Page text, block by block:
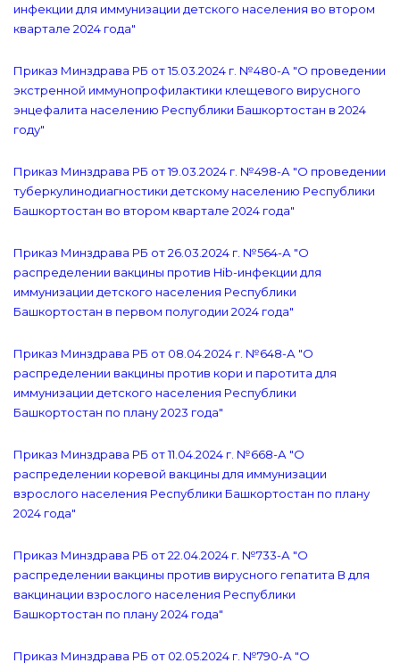
инфекции для иммунизации детского населения во втором
квартале 2024 года"
Приказ Минздрава РБ от 15.03.2024 г. №480-А "О проведении
экстренной иммунопрофилактики клещевого вирусного
энцефалита населению Республики Башкортостан в 2024
году"
Приказ Минздрава РБ от 19.03.2024 г. №498-А "О проведении
туберкулинодиагностики детскому населению Республики
Башкортостан во втором квартале 2024 года"
Приказ Минздрава РБ от 26.03.2024 г. №564-А "О
распределении вакцины против Hib-инфекции для
иммунизации детского населения Республики
Башкортостан в первом полугодии 2024 года"
Приказ Минздрава РБ от 08.04.2024 г. №648-А "О
распределении вакцины против кори и паротита для
иммунизации детского населения Республики
Башкортостан по плану 2023 года"
Приказ Минздрава РБ от 11.04.2024 г. №668-А "О
распределении коревой вакцины для иммунизации
взрослого населения Республики Башкортостан по плану
2024 года"
Приказ Минздрава РБ от 22.04.2024 г. №733-А "О
распределении вакцины против вирусного гепатита В для
вакцинации взрослого населения Республики
Башкортостан по плану 2024 года"
Приказ Минздрава РБ от 02.05.2024 г. №790-А "О